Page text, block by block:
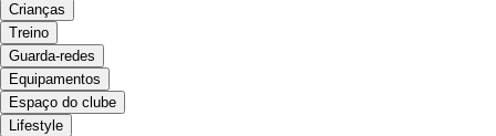
Crianças
Treino
Guarda-redes
Equipamentos
Espaço do clube
Lifestyle